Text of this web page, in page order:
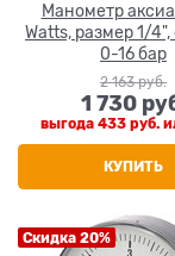
Манометр
Watts, размер 1/
0-16 бар
2 163 руб.
1 730
выгода 433 руб.
КУПИТЬ
Скидка 20%